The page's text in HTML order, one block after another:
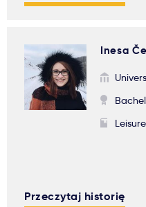
Inesa
Przeczytaj historię